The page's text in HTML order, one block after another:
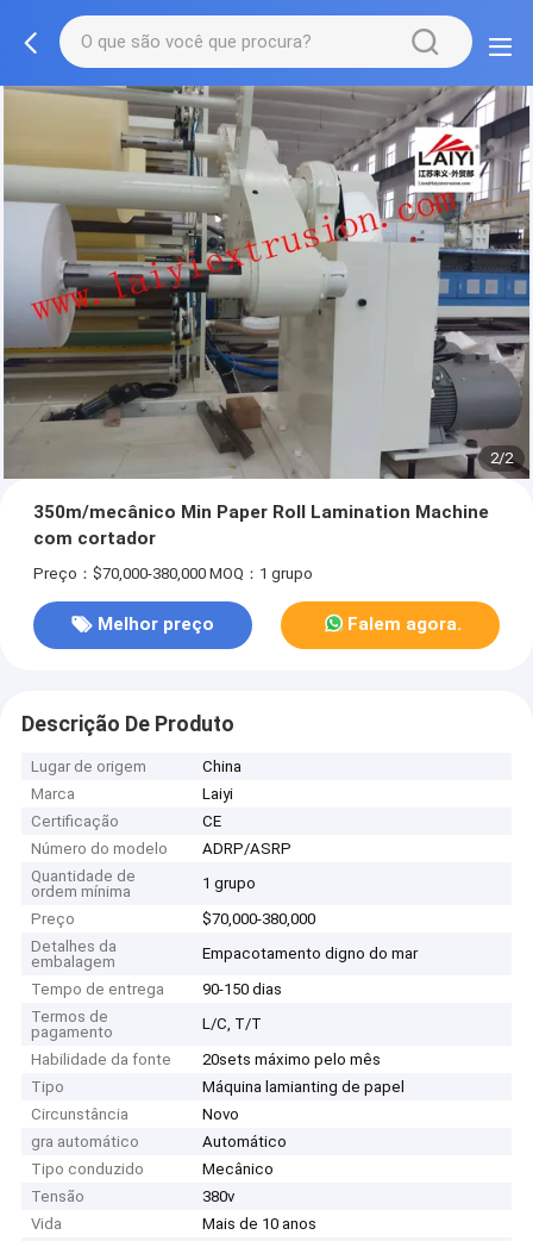
2/2
350m/mecânico Min Paper Roll Lamination Machine
com cortador
Preço：$70,000-380,000 MOQ：1 grupo
Melhor preço Falem agora.
Descrição De Produto
Lugar de origem
China
Marca
Laiyi
Certificação
CE
Número do modelo
ADRP/ASRP
Quantidade de
ordem mínima
1 grupo
Preço
$70,000-380,000
Detalhes da
embalagem
Empacotamento digno do mar
Tempo de entrega
90-150 dias
Termos de
pagamento
L/C, T/T
Habilidade da fonte
20sets máximo pelo mês
Tipo
Máquina lamianting de papel
Circunstância
Novo
gra automático
Automático
Tipo conduzido
Mecânico
Tensão
380v
Vida
Mais de 10 anos